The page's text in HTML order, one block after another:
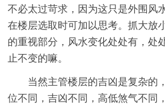
不必太过苛求，因为这只是外围风
在楼层选取时可加以思考。抓大放
的重视部分，风水变化处处有，处
止不变的嘛。
当然主管楼层的吉凶是复杂的
位不同，吉凶不同，高低煞气不同